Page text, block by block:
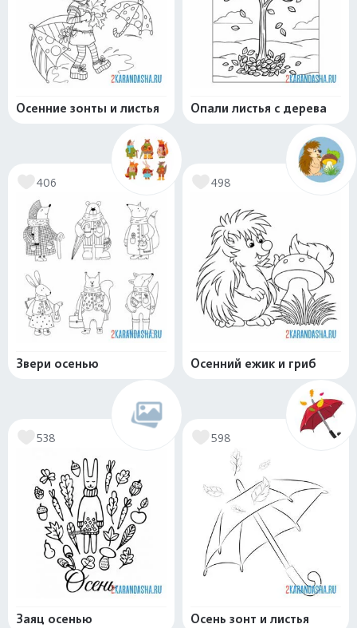
Осенние зонты и листья Опали листья с дерева
406
Звери осенью
498
Осенний ежик и гриб
538
Заяц осенью
598
Осень зонт и листья